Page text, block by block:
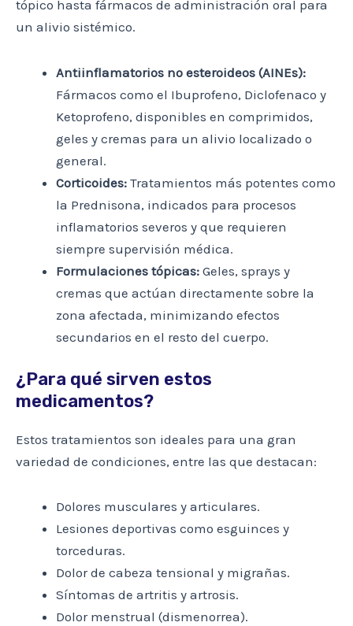
tópico hasta fármacos de administración oral para
un alivio sistémico.
Antiinflamatorios no esteroideos (AINEs):
Fármacos como el Ibuprofeno, Diclofenaco y
Ketoprofeno, disponibles en comprimidos,
geles y cremas para un alivio localizado o
general.
Corticoides: Tratamientos más potentes como
la Prednisona, indicados para procesos
inflamatorios severos y que requieren
siempre supervisión médica.
Formulaciones tópicas: Geles, sprays y
cremas que actúan directamente sobre la
zona afectada, minimizando efectos
secundarios en el resto del cuerpo.
¿Para qué sirven estos
medicamentos?
Estos tratamientos son ideales para una gran
variedad de condiciones, entre las que destacan:
Dolores musculares y articulares.
Lesiones deportivas como esguinces y
torceduras.
Dolor de cabeza tensional y migrañas.
Síntomas de artritis y artrosis.
Dolor menstrual (dismenorrea).